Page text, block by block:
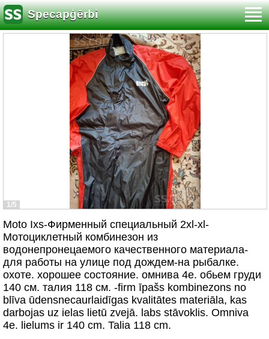
Specapģērbi
1/5
Moto Ixs-Фирменный специальный 2xl-xl-
Мотоциклетный комбинезон из
водонепронецаемого качественного материала-
для работы на улице под дождем-на рыбалке.
охоте. хорошее состояние. омнива 4е. обьем груди
140 см. талия 118 см. -firm īpašs kombinezons no
blīva ūdensnecaurlaidīgas kvalitātes materiāla, kas
darbojas uz ielas lietū zvejā. labs stāvoklis. Omniva
4e. lielums ir 140 cm. Talia 118 cm.